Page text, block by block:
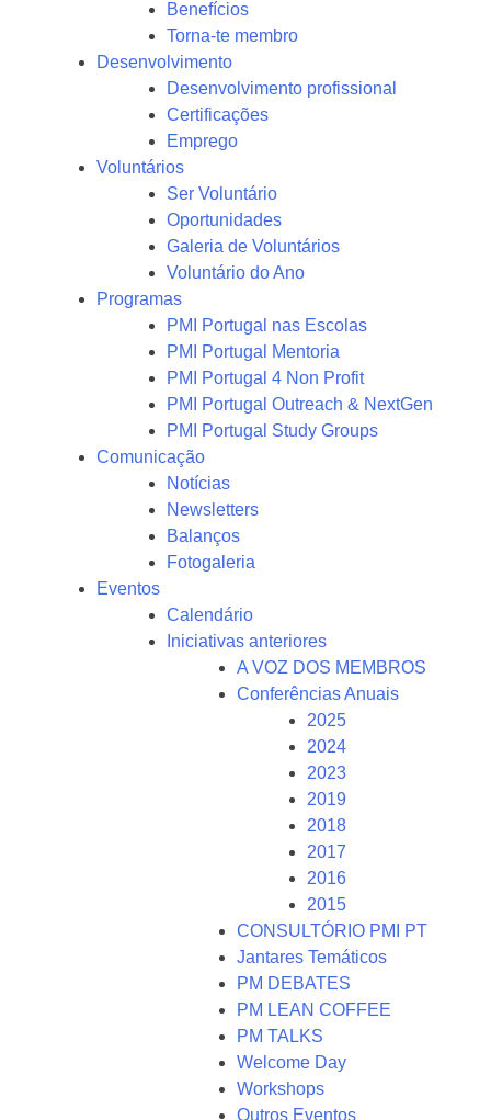
Benefícios
Torna-te membro
Desenvolvimento
Desenvolvimento profissional
Certificações
Emprego
Voluntários
Ser Voluntário
Oportunidades
Galeria de Voluntários
Voluntário do Ano
Programas
PMI Portugal nas Escolas
PMI Portugal Mentoria
PMI Portugal 4 Non Profit
PMI Portugal Outreach & NextGen
PMI Portugal Study Groups
Comunicação
Notícias
Newsletters
Balanços
Fotogaleria
Eventos
Calendário
Iniciativas anteriores
A VOZ DOS MEMBROS
Conferências Anuais
2025
2024
2023
2019
2018
2017
2016
2015
CONSULTÓRIO PMI PT
Jantares Temáticos
PM DEBATES
PM LEAN COFFEE
PM TALKS
Welcome Day
Workshops
Outros Eventos